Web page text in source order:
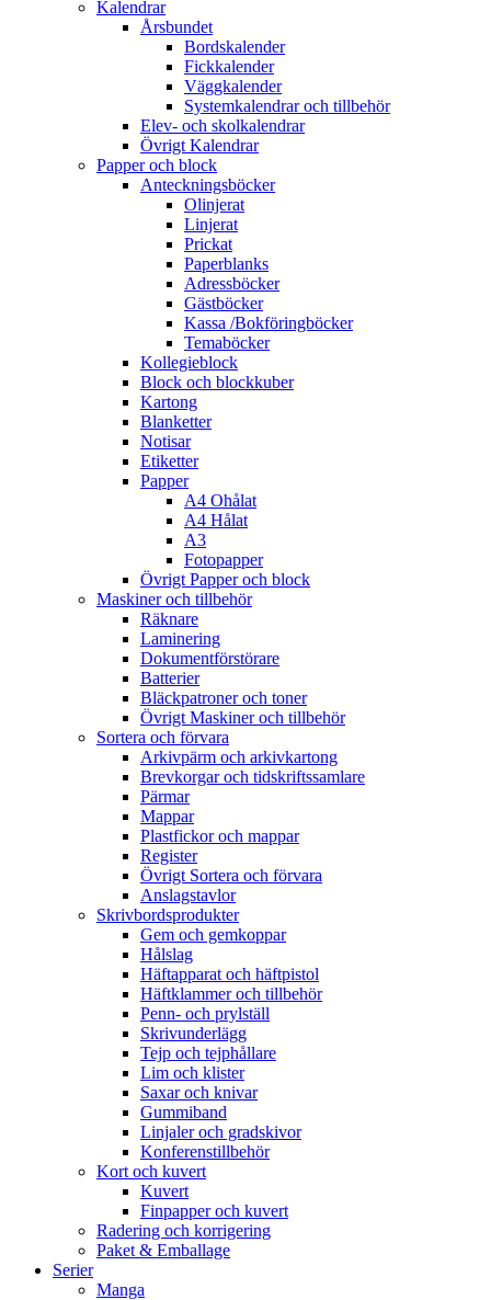
Kalendrar
Årsbundet
Bordskalender
Fickkalender
Väggkalender
Systemkalendrar och tillbehör
Elev- och skolkalendrar
Övrigt Kalendrar
Papper och block
Anteckningsböcker
Olinjerat
Linjerat
Prickat
Paperblanks
Adressböcker
Gästböcker
Kassa /Bokföringböcker
Temaböcker
Kollegieblock
Block och blockkuber
Kartong
Blanketter
Notisar
Etiketter
Papper
A4 Ohålat
A4 Hålat
A3
Fotopapper
Övrigt Papper och block
Maskiner och tillbehör
Räknare
Laminering
Dokumentförstörare
Batterier
Bläckpatroner och toner
Övrigt Maskiner och tillbehör
Sortera och förvara
Arkivpärm och arkivkartong
Brevkorgar och tidskriftssamlare
Pärmar
Mappar
Plastfickor och mappar
Register
Övrigt Sortera och förvara
Anslagstavlor
Skrivbordsprodukter
Gem och gemkoppar
Hålslag
Häftapparat och häftpistol
Häftklammer och tillbehör
Penn- och prylställ
Skrivunderlägg
Tejp och tejphållare
Lim och klister
Saxar och knivar
Gummiband
Linjaler och gradskivor
Konferenstillbehör
Kort och kuvert
Kuvert
Finpapper och kuvert
Radering och korrigering
Paket & Emballage
Serier
Manga